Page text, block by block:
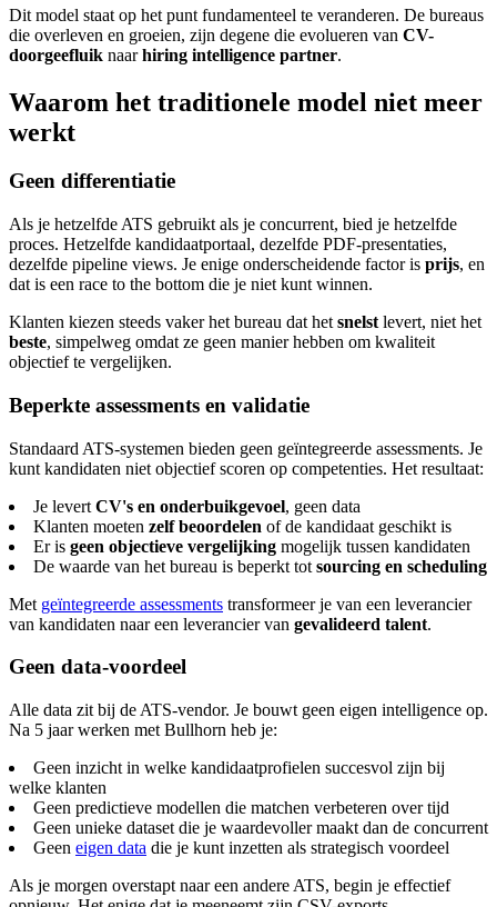
Dit model staat op het punt fundamenteel te veranderen. De bureaus
die overleven en groeien, zijn degene die evolueren van CV-
doorgeefluik naarhiring intelligence partner.
Waarom het traditionele model niet meer
werkt
Geen differentiatie
Als je hetzelfde ATS gebruikt als je concurrent, bied je hetzelfde
proces. Hetzelfde kandidaatportaal, dezelfde PDF-presentaties,
dezelfde pipeline views. Je enige onderscheidende factor is prijs, en
dat is een race to the bottom die je niet kunt winnen.
Klanten kiezen steeds vaker het bureau dat het snelst levert, niet het
beste, simpelweg omdat ze geen manier hebben om kwaliteit
objectief te vergelijken.
Beperkte assessments en validatie
Standaard ATS-systemen bieden geen geïntegreerde assessments. Je
kunt kandidaten niet objectief scoren op competenties. Het resultaat:
Je levert CV's en onderbuikgevoel, geen data
Klanten moeten zelf beoordelen of de kandidaat geschikt is
Er is geen objectieve vergelijking mogelijk tussen kandidaten
De waarde van het bureau is beperkt tot sourcing en scheduling
Met geïntegreerde assessments transformeer je van een leverancier
van kandidaten naar een leverancier van gevalideerd talent.
Geen data-voordeel
Alle data zit bij de ATS-vendor. Je bouwt geen eigen intelligence op.
Na 5 jaar werken met Bullhorn heb je:
Geen inzicht in welke kandidaatprofielen succesvol zijn bij
welke klanten
Geen predictieve modellen die matchen verbeteren over tijd
Geen unieke dataset die je waardevoller maakt dan de concurrent
Geen eigen data die je kunt inzetten als strategisch voordeel
Als je morgen overstapt naar een andere ATS, begin je effectief